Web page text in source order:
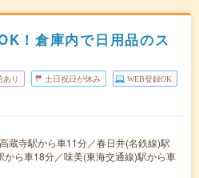
！倉庫内で日用品のス
あり 土日祝日が休み WEB登録OK
蔵寺駅から車11分／春日井(名鉄線)駅
から車18分／味美(東海交通線)駅から車